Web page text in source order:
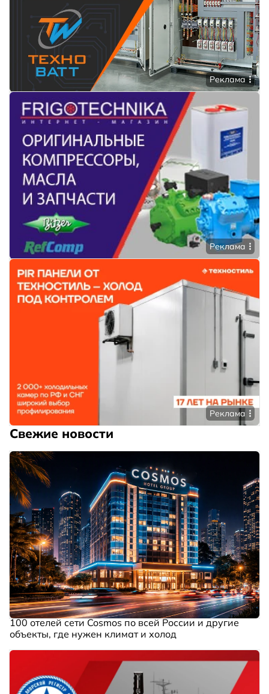
Реклама
Реклама
Реклама
Свежие новости
100 отелей сети Cosmos по всей России и другие
объекты, где нужен климат и холод